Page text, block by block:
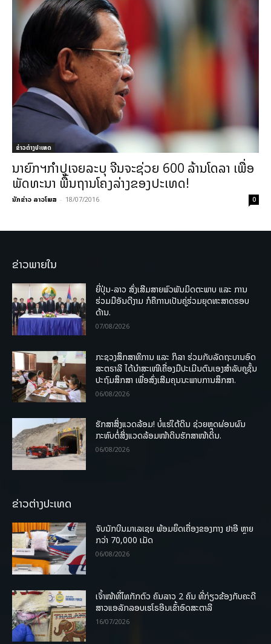
ຂ່າວຕ່າງປະເທດ
ນາຍົກຯກຳປູເຈຍລະບຸ ຈີນຈະຊ່ວຍ 600 ລ້ານໂດລາ ເພື່ອ
ພັດທະນາ ພື້ນຖານໂຄງລ່າງຂອງປະເທດ!
ນັກຂ່າວ ລາວໂພສ - 18/07/2016 0
ຂ່າວພາຍໃນ
ຍີ່ປຸ່ນ-ລາວ ສົ່ງເສີມສາຍພົວພັນມິດຕະພາບ ແລະ ການ
ຮ່ວມມືອັນດີງາມ ກໍຄືການເປັນຄູ່ຮ່ວມຍຸດທະສາດຮອບ
ດ້ານ.
07/08/2026
ກະຊວງສຶກສາທິການ ແລະ ກິລາ ຮ່ວມກັບລັດຖະບານອົດ
ສະຕຣາລີ ໄດ້ນຳສະເໜີເຄື່ອງມືປະເມີນຕົນເອງສຳລັບຄູຊັ້ນ
ປະຖົມສຶກສາ ເພື່ອສົ່ງເສີມຄຸນນະພາບການສຶກສາ.
06/08/2026
ຮັກສາສິ່ງແວດລ້ອມ! ບໍ່ແຮ່ໃຕ້ດິນ ຊ່ວຍຫຼຸດຜ່ອນຜົນ
ກະທົບຕໍ່ສິ່ງແວດລ້ອມໜ້າດິນຮັກສາໜ້າດິນ.
06/08/2026
ຂ່າວຕ່າງປະເທດ
ຈັບນັກບິນມາເລເຊຍ ພ້ອມຍຶດເຄື່ອງຂອງກາງ ຢາອີ ຫຼາຍ
ກວ່າ 70,000 ເມັດ
06/08/2026
ເຈົ້າໜ້າທີ່ໄທກັກຕົວ ຄົນລາວ 2 ຄົນ ທີ່ກ່ຽວຂ້ອງກັບຄະດີ
ສາວແອລັກລອບເຮໂຣອີນເຂົ້າອົດສະຕາລີ
16/07/2026